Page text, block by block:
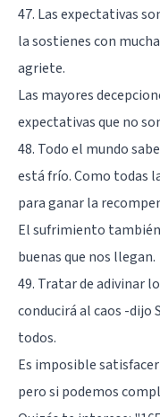
47. Las expectativas
la sostienes con
agriete.
Las mayores
expectativas que no
48. Todo el mundo
está frío. Como todas
para ganar la
El sufrimiento
buenas que nos llegan.
49. Tratar de adivinar
conducirá al caos -dijo
todos.
Es imposible
pero si podemos